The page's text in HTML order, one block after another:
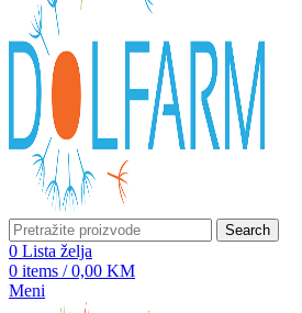
Search
0 Lista želja
0 items / 0,00 KM
Meni